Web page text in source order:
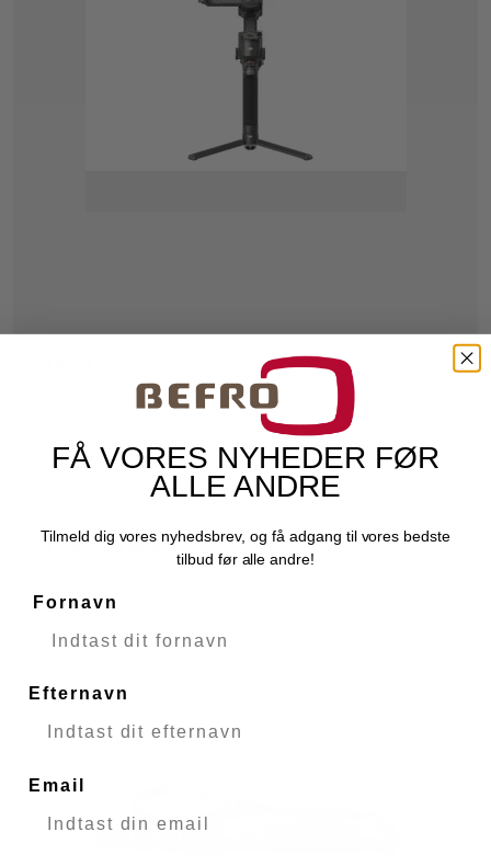
Fjernlager
6.699,00 DKK
FÅ VORES NYHEDER FØR
ALLE ANDRE
Tilmeld dig vores nyhedsbrev, og få adgang til vores bedste
tilbud før alle andre!
Fornavn
Efternavn
Email